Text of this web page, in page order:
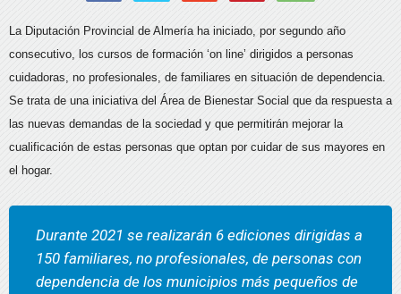
La Diputación Provincial de Almería ha iniciado, por segundo año
consecutivo, los cursos de formación ‘on line’ dirigidos a personas
cuidadoras, no profesionales, de familiares en situación de dependencia.
Se trata de una iniciativa del Área de Bienestar Social que da respuesta a
las nuevas demandas de la sociedad y que permitirán mejorar la
cualificación de estas personas que optan por cuidar de sus mayores en
el hogar.
Durante 2021 se realizarán 6 ediciones dirigidas a
150 familiares, no profesionales, de personas con
dependencia de los municipios más pequeños de